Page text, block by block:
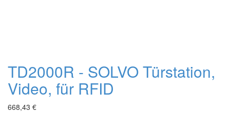
TD2000R - SOLVO Türstation,
Video, für RFID
668,43 €